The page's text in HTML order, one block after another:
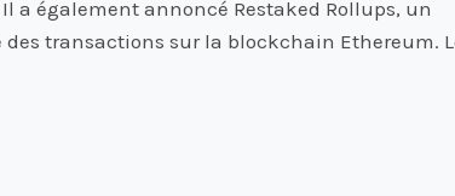
a également annoncé Restaked Rollups, un
transactions sur la blockchain Ethereum.